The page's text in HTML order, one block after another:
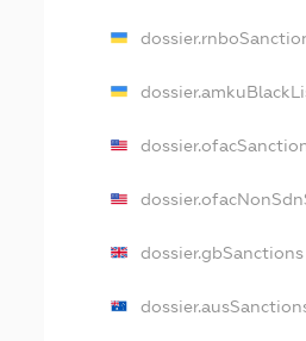
dossier.gbSanctions